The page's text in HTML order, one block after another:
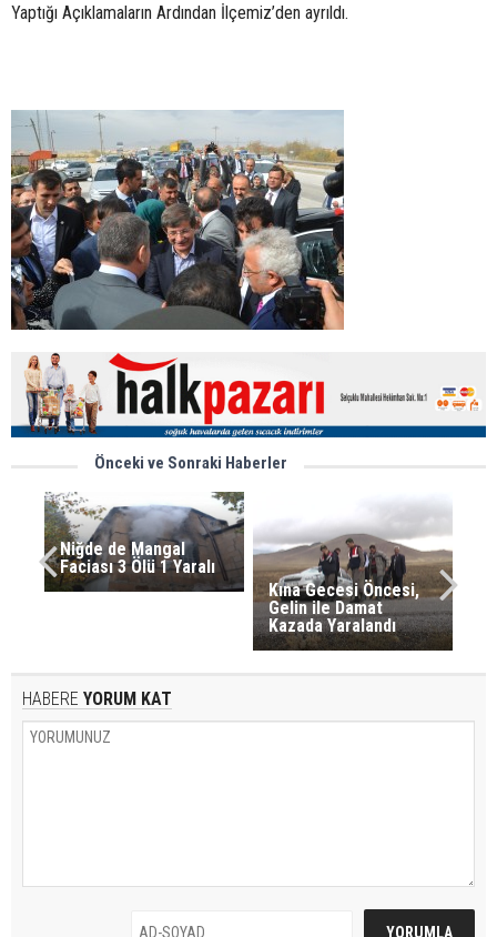
Yaptığı Açıklamaların Ardından İlçemiz’den ayrıldı.
Önceki ve Sonraki Haberler
Niğde de Mangal
Faciası 3 Ölü 1 Yaralı
Kına Gecesi Öncesi,
Gelin ile Damat
Kazada Yaralandı
HABERE YORUM KAT